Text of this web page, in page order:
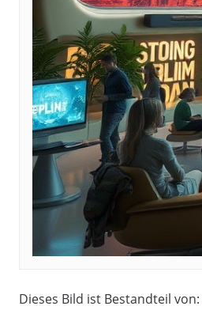
Dieses Bild ist Bestandteil von: